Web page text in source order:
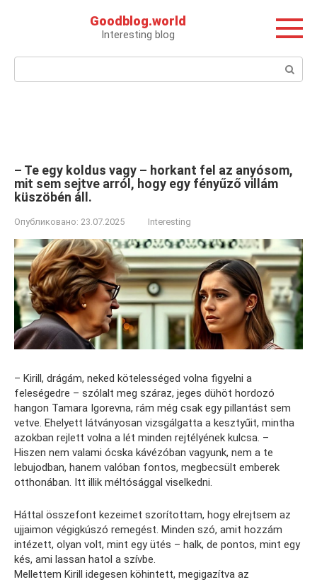
Goodblog.world
Interesting blog
Поиск:
– Te egy koldus vagy – horkant fel az anyósom,
mit sem sejtve arról, hogy egy fényűző villám
küszöbén áll.
Опубликовано: 23.07.2025 Interesting
– Kirill, drágám, neked kötelességed volna figyelni a
feleségedre – szólalt meg száraz, jeges dühöt hordozó
hangon Tamara Igorevna, rám még csak egy pillantást sem
vetve. Ehelyett látványosan vizsgálgatta a kesztyűit, mintha
azokban rejlett volna a lét minden rejtélyének kulcsa. –
Hiszen nem valami ócska kávézóban vagyunk, nem a te
lebujodban, hanem valóban fontos, megbecsült emberek
otthonában. Itt illik méltósággal viselkedni.
Háttal összefont kezeimet szorítottam, hogy elrejtsem az
ujjaimon végigkúszó remegést. Minden szó, amit hozzám
intézett, olyan volt, mint egy ütés – halk, de pontos, mint egy
kés, ami lassan hatol a szívbe.
Mellettem Kirill idegesen köhintett, megigazítva az